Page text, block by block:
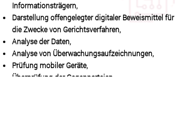
Informationsträgern,
Darstellung offengelegter digitaler Beweismittel für
die Zwecke von Gerichtsverfahren,
Analyse der Daten,
Analyse von Überwachungsaufzeichnungen,
Prüfung mobiler Geräte,
Überprüfung der Gegenparteien,